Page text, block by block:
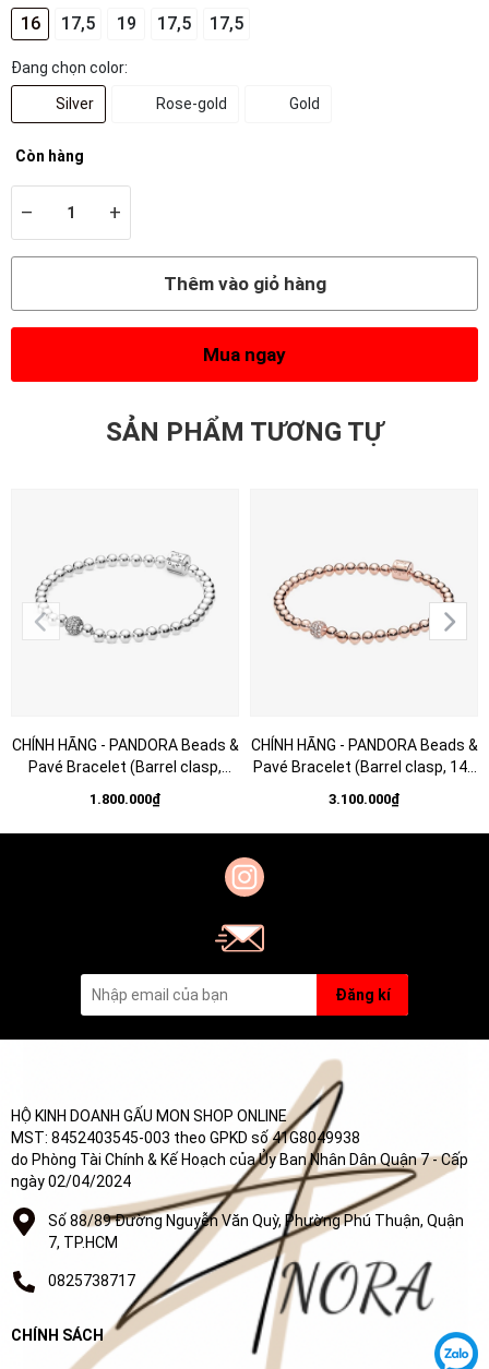
16 17,5 19 17,5 17,5
Đang chọn color:
Silver Rose-gold Gold
Còn hàng
– +
Thêm vào giỏ hàng
Mua ngay
SẢN PHẨM TƯƠNG TỰ
CHÍNH HÃNG - PANDORA Beads &
Pavé Bracelet (Barrel clasp,
925, khoá trụ, dáng bi tròn -
JEWELRY
1.800.000₫
CHÍNH HÃNG - PANDORA Beads &
Pavé Bracelet (Barrel clasp, 14K
trụ, dáng bi tròn, mạ vàng hồng
14K - JEWELRY
3.100.000₫
Đăng kí
HỘ KINH DOANH GẤU MON SHOP ONLINE
MST: 8452403545-003 theo GPKD số 41G8049938
do Phòng Tài Chính & Kế Hoạch của Ủy Ban Nhân Dân Quận 7 - Cấp
ngày 02/04/2024
Số 88/89 Đường Nguyễn Văn Quỳ, Phường Phú Thuận, Quận
7, TP.HCM
0825738717
CHÍNH SÁCH